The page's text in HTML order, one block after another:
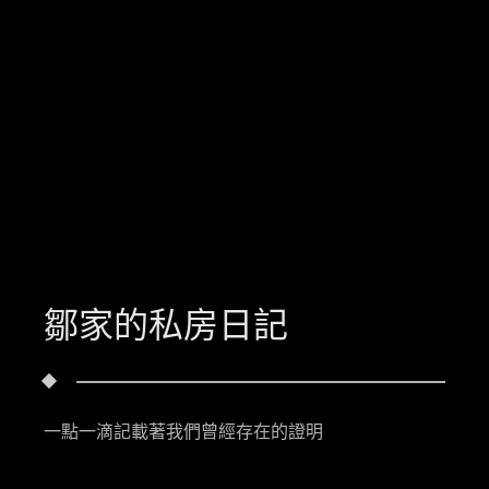
鄒家的私房日記
一點一滴記載著我們曾經存在的證明